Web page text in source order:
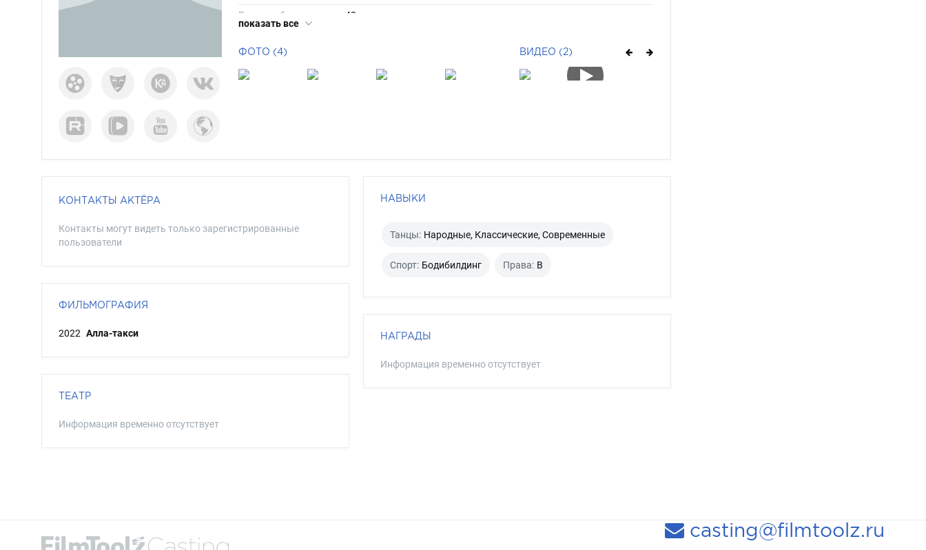
Размер обуви
42
Цвет волос
Цвет глаз
зеленый
показать все
ФОТО (4) ВИДЕО (2)
КОНТАКТЫ АКТЁРА
Контакты могут видеть только зарегистрированные
пользователи
ФИЛЬМОГРАФИЯ
2022 Алла-такси
ТЕАТР
Информация временно отсутствует
НАВЫКИ
Танцы: Народные, Классические, Современные
Спорт: Бодибилдинг Права: B
НАГРАДЫ
Информация временно отсутствует
casting@filmtoolz.ru